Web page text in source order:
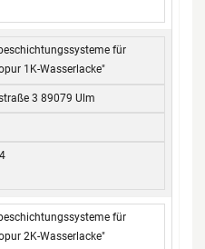
für
1K-Wasserlacke"
3 89079 Ulm
für
2K-Wasserlacke"